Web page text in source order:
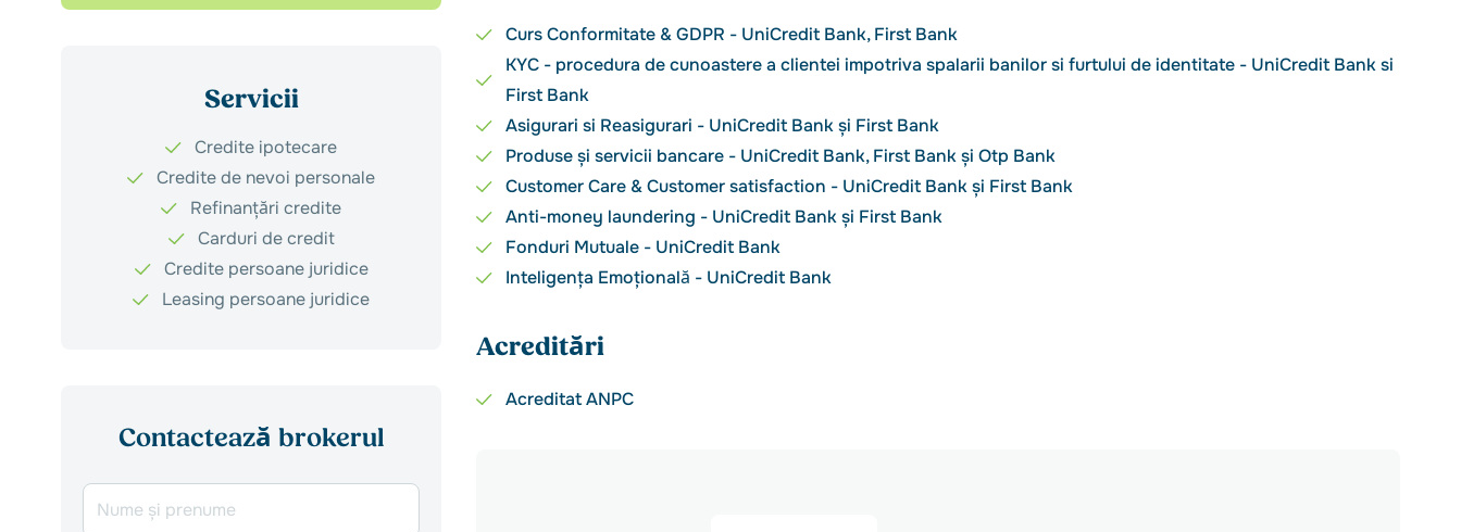
Servicii
Credite ipotecare
Credite de nevoi personale
Refinanțări credite
Carduri de credit
Credite persoane juridice
Leasing persoane juridice
Contactează brokerul
Curs Conformitate & GDPR - UniCredit Bank, First Bank
KYC - procedura de cunoastere a clientei impotriva spalarii banilor si furtului de identitate - UniCredit Bank si
First Bank
Asigurari si Reasigurari - UniCredit Bank și First Bank
Produse și servicii bancare - UniCredit Bank, First Bank și Otp Bank
Customer Care & Customer satisfaction - UniCredit Bank și First Bank
Anti-money laundering - UniCredit Bank și First Bank
Fonduri Mutuale - UniCredit Bank
Inteligența Emoțională - UniCredit Bank
Acreditări
Acreditat ANPC